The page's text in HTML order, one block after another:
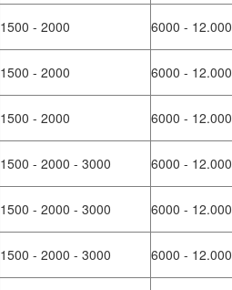
1500 - 2000 6000 - 12.000
1500 - 2000 6000 - 12.000
1500 - 2000 6000 - 12.000
1500 - 2000 - 3000 6000 - 12.000
1500 - 2000 - 3000 6000 - 12.000
1500 - 2000 - 3000 6000 - 12.000